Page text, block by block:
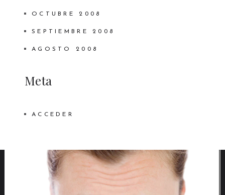
OCTUBRE 2008
SEPTIEMBRE 2008
AGOSTO 2008
Meta
ACCEDER